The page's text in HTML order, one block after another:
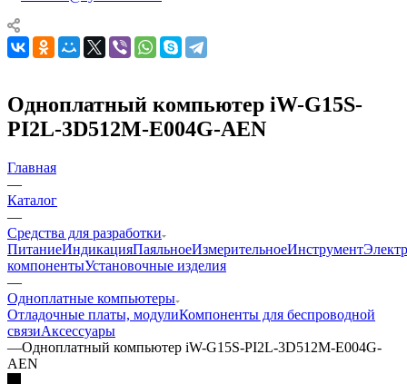
Одноплатный компьютер iW-G15S-
PI2L-3D512M-E004G-AEN
Главная
—
Каталог
—
Средства для разработки
ПитаниеИндикацияПаяльноеИзмерительноеИнструмент
компонентыУстановочные изделия
—
Одноплатные компьютеры
Отладочные платы, модулиКомпоненты для беспроводной
связиАксессуары
—Одноплатный компьютер iW-G15S-PI2L-3D512M-E004G-
AEN